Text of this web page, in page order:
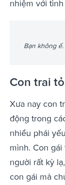
nhiệm với tình
Bạn không
Con trai
Xưa nay con
động trong
nhiều phái
mình. Con
người rất kỳ
con gái mà